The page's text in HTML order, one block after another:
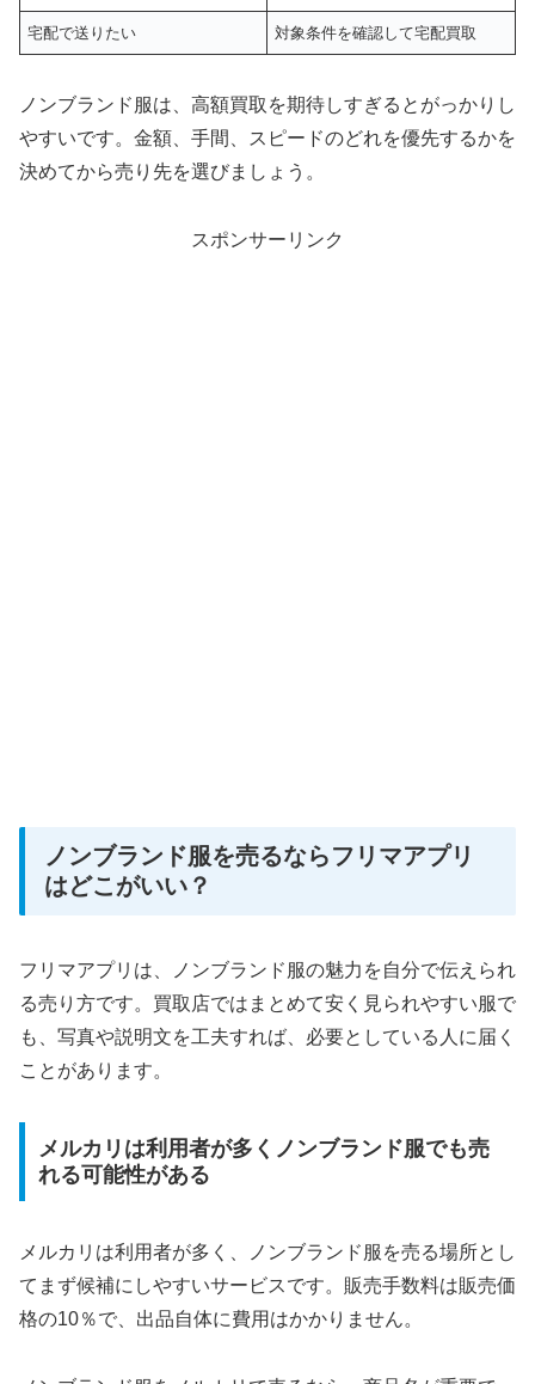
宅配で送りたい 対象条件を確認して宅配買取
ノンブランド服は、高額買取を期待しすぎるとがっかりし
やすいです。金額、手間、スピードのどれを優先するかを
決めてから売り先を選びましょう。
スポンサーリンク
ノンブランド服を売るならフリマアプリ
はどこがいい？
フリマアプリは、ノンブランド服の魅力を自分で伝えられ
る売り方です。買取店ではまとめて安く見られやすい服で
も、写真や説明文を工夫すれば、必要としている人に届く
ことがあります。
メルカリは利用者が多くノンブランド服でも売
れる可能性がある
メルカリは利用者が多く、ノンブランド服を売る場所とし
てまず候補にしやすいサービスです。販売手数料は販売価
格の10％で、出品自体に費用はかかりません。